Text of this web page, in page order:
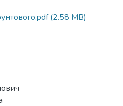
(2.58 MB)